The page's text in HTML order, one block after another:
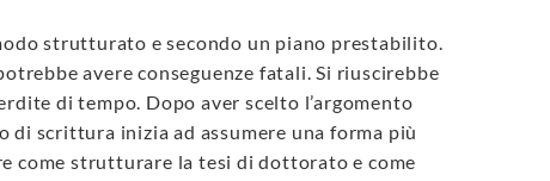
strutturato e secondo un piano prestabilito.
avere conseguenze fatali. Si riuscirebbe
di tempo. Dopo aver scelto l’argomento
scrittura inizia ad assumere una forma più
come strutturare la tesi di dottorato e come